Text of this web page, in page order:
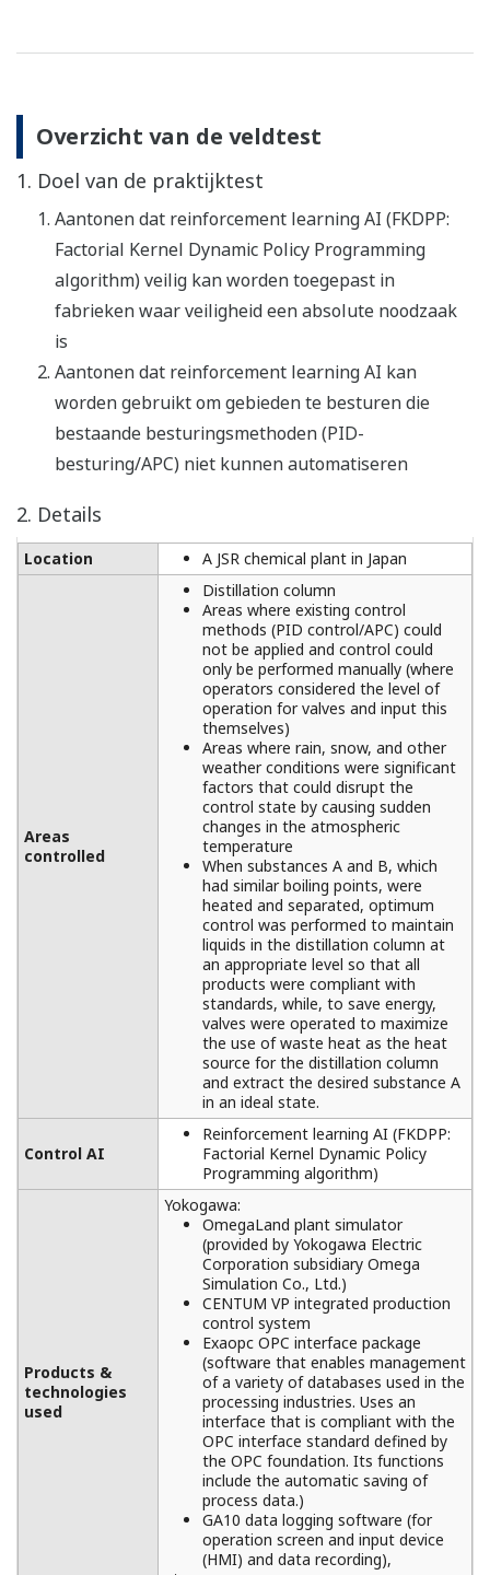
Overzicht van de veldtest
1. Doel van de praktijktest
Aantonen dat reinforcement learning AI (FKDPP:
Factorial Kernel Dynamic Policy Programming
algorithm) veilig kan worden toegepast in
fabrieken waar veiligheid een absolute noodzaak
is
Aantonen dat reinforcement learning AI kan
worden gebruikt om gebieden te besturen die
bestaande besturingsmethoden (PID-
besturing/APC) niet kunnen automatiseren
2. Details
Location A JSR chemical plant in Japan
Areas
controlled
Distillation column
Areas where existing control
methods (PID control/APC) could
not be applied and control could
only be performed manually (where
operators considered the level of
operation for valves and input this
themselves)
Areas where rain, snow, and other
weather conditions were significant
factors that could disrupt the
control state by causing sudden
changes in the atmospheric
temperature
When substances A and B, which
had similar boiling points, were
heated and separated, optimum
control was performed to maintain
liquids in the distillation column at
an appropriate level so that all
products were compliant with
standards, while, to save energy,
valves were operated to maximize
the use of waste heat as the heat
source for the distillation column
and extract the desired substance A
in an ideal state.
Control AI
Reinforcement learning AI (FKDPP:
Factorial Kernel Dynamic Policy
Programming algorithm)
Products &
technologies
used
Yokogawa:
OmegaLand plant simulator
(provided by Yokogawa Electric
Corporation subsidiary Omega
Simulation Co., Ltd.)
CENTUM VP integrated production
control system
Exaopc OPC interface package
(software that enables management
of a variety of databases used in the
processing industries. Uses an
interface that is compliant with the
OPC interface standard defined by
the OPC foundation. Its functions
include the automatic saving of
process data.)
GA10 data logging software (for
operation screen and input device
(HMI) and data recording),